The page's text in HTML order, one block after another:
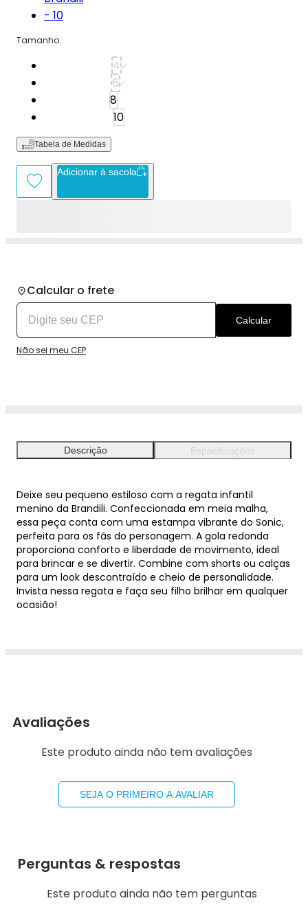
Tamanho:
4
6
8
10
Tabela de Medidas
Adicionar à sacola
Calcular o frete
Calcular
Não sei meu CEP
Descrição Especificações
Deixe seu pequeno estiloso com a regata infantil
menino da Brandili. Confeccionada em meia malha,
essa peça conta com uma estampa vibrante do Sonic,
perfeita para os fãs do personagem. A gola redonda
proporciona conforto e liberdade de movimento, ideal
para brincar e se divertir. Combine com shorts ou calças
para um look descontraído e cheio de personalidade.
Invista nessa regata e faça seu filho brilhar em qualquer
ocasião!
Avaliações
Este produto ainda não tem avaliações
SEJA O PRIMEIRO A AVALIAR
Perguntas & respostas
Este produto ainda não tem perguntas